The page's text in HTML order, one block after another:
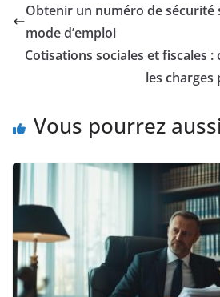
Obtenir un numéro de sécurité
mode d’emploi
Cotisations sociales et fiscales
les charges
Vous pourrez